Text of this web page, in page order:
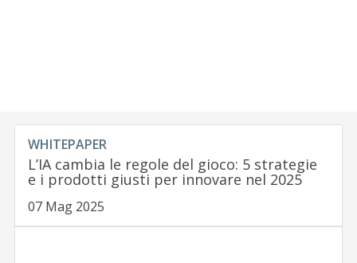
WHITEPAPER
L’IA cambia le regole del gioco: 5 strategie
e i prodotti giusti per innovare nel 2025
07 Mag 2025